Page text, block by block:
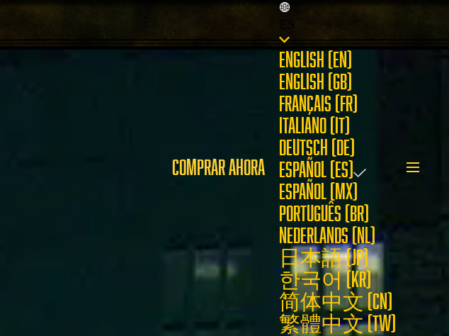
COMPRAR AHORA
ES
ENGLISH (EN)
ENGLISH (GB)
FRANÇAIS (FR)
ITALIANO (IT)
DEUTSCH (DE)
ESPAÑOL (ES)
ESPAÑOL (MX)
PORTUGUÊS (BR)
NEDERLANDS (NL)
日本語 (JP)
한국어 (KR)
简体中文 (CN)
繁體中文 (TW)